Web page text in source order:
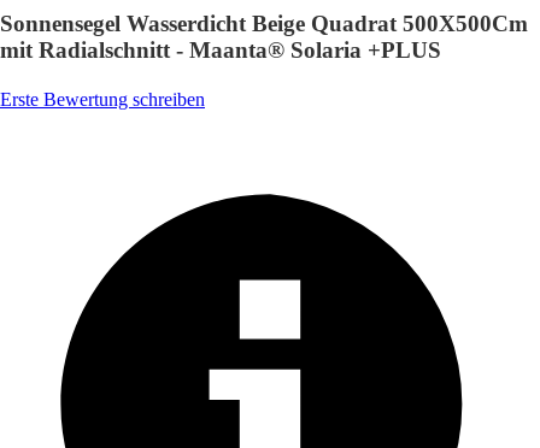
Sonnensegel Wasserdicht Beige Quadrat 500X500Cm
mit Radialschnitt - Maanta® Solaria +PLUS
Erste Bewertung schreiben